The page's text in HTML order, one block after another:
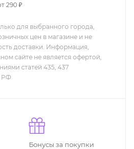
290 ₽
для выбранного города,
цен в магазине и не
доставки. Информация,
сайте не является офертой,
статей 435, 437
РФ
Бонусы за покупки